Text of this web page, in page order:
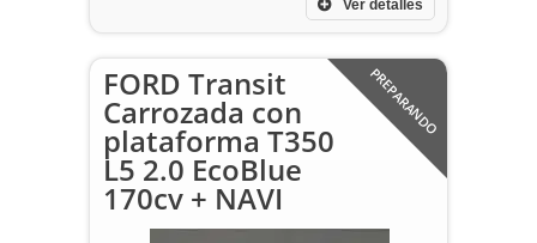
Ver detalles
PREPARANDO
FORD Transit
Carrozada con
plataforma T350
L5 2.0 EcoBlue
170cv + NAVI